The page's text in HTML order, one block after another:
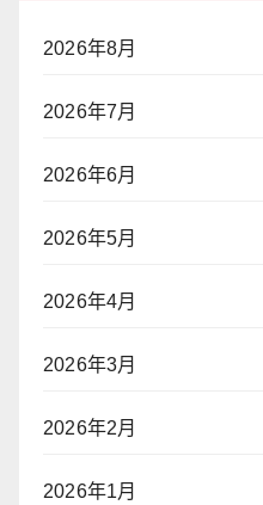
2026年8月
2026年7月
2026年6月
2026年5月
2026年4月
2026年3月
2026年2月
2026年1月